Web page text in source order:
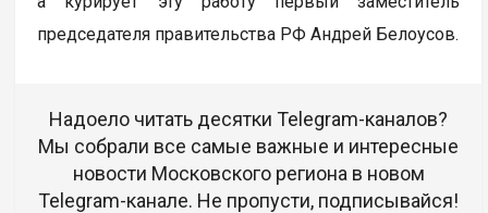
председателя правительства РФ Андрей Белоусов.
Надоело читать десятки Telegram-каналов?
Мы собрали все самые важные и интересные
новости Московского региона в новом
Telegram-канале. Не пропусти, подписывайся!